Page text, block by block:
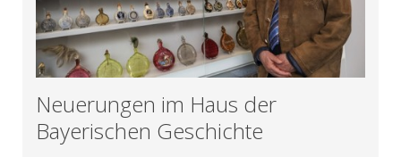
Neuerungen im Haus der
Bayerischen Geschichte